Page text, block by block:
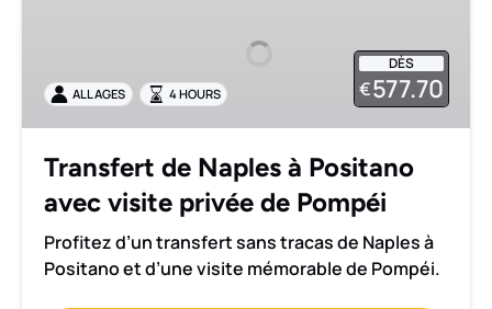
avec
visite
Pompéi
DÈS
€577.70
ALL AGES 4 HOURS
Transfert de Naples à Positano
avec visite privée de Pompéi
Profitez d’un transfert sans tracas de Naples à
Positano et d’une visite mémorable de Pompéi.